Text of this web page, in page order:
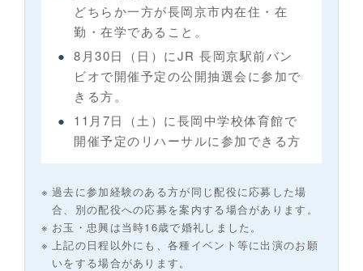
どちらか一方が長岡京市内在住・在
勤・在学であること。
8月30日（日）にJR 長岡京駅前バン
ビオで開催予定の公開抽選会に参加で
きる方。
11月7日（土）に長岡中学校体育館で
開催予定のリハーサルに参加できる方
過去に参加経験のある方が同じ配役に応募した場
合、別の配役への応募を案内する場合があります。
お玉・忠興は当時16歳で婚礼しました。
上記の日程以外にも、各種イベント等に出演のお願
いをする場合があります。